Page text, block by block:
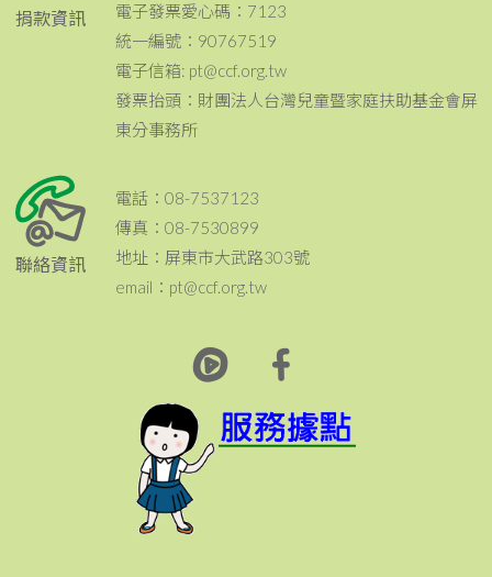
捐款資訊
電子發票愛心碼：7123
統一編號：90767519
電子信箱: pt@ccf.org.tw
發票抬頭：財團法人台灣兒童暨家庭扶助基金會屏
東分事務所
聯絡資訊
電話：08-7537123
傳真：08-7530899
地址：屏東市大武路303號
email：pt@ccf.org.tw